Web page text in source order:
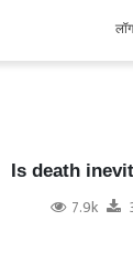
Is death
7.9k